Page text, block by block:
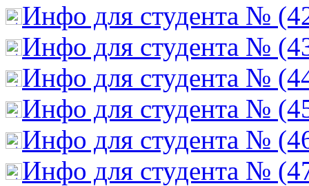
Инфо для студента №
Инфо для студента №
Инфо для студента №
Инфо для студента №
Инфо для студента №
Инфо для студента №